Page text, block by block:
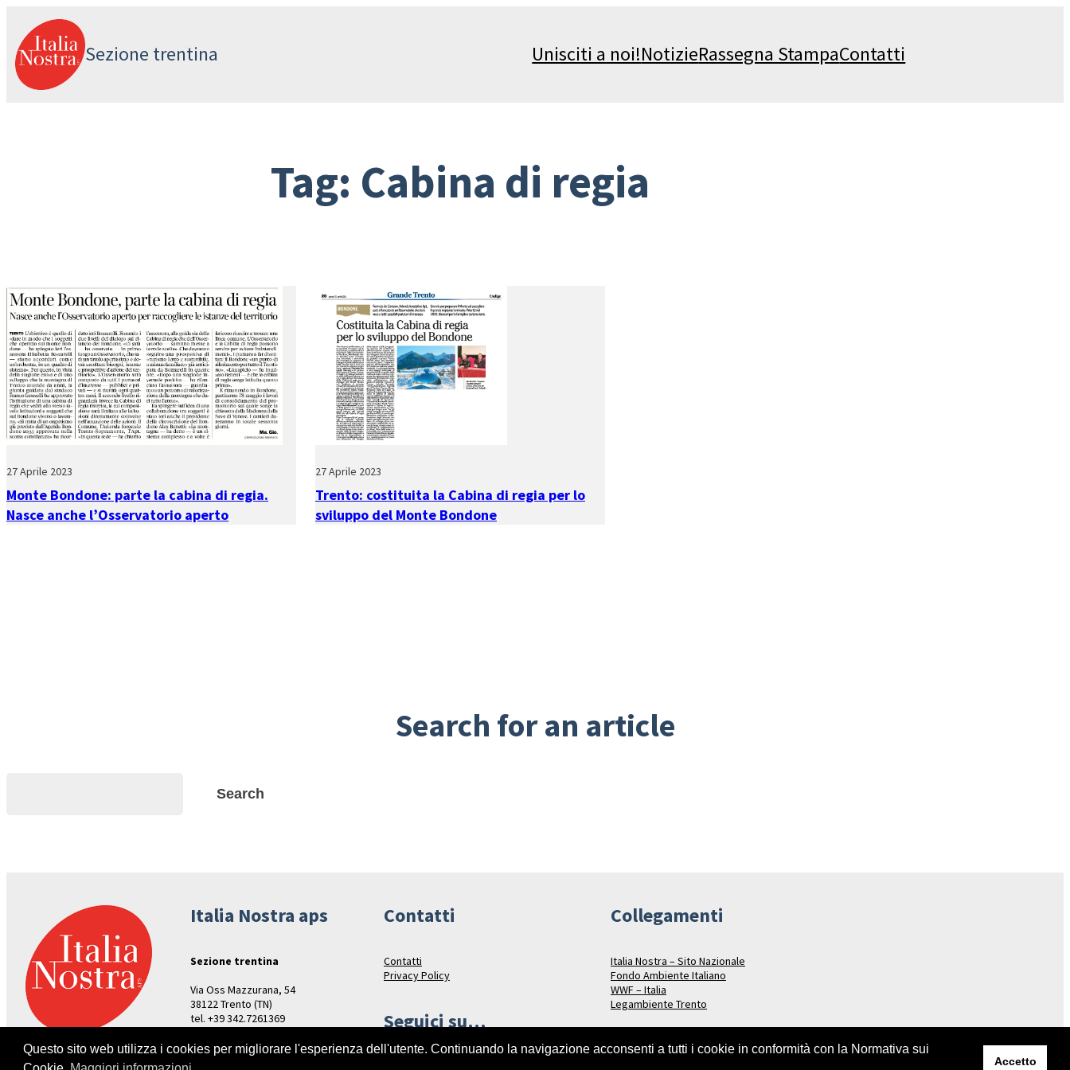
al
contenuto
Sezione trentina Unisciti a noi!NotizieRassegna StampaContatti
Tag: Cabina di regia
27 Aprile 2023
Monte Bondone: parte la cabina di regia.
Nasce anche l’Osservatorio aperto
27 Aprile 2023
Trento: costituita la Cabina di regia per lo
sviluppo del Monte Bondone
Search for an article
Search
Italia Nostra aps
Sezione trentina
Via Oss Mazzurana, 54
38122 Trento (TN)
tel. +39 342.7261369
Contatti
Contatti
Privacy Policy
Seguici su…
Collegamenti
Italia Nostra – Sito Nazionale
Fondo Ambiente Italiano
WWF – Italia
Legambiente Trento
Questo sito web utilizza i cookies per migliorare l'esperienza dell'utente. Continuando la navigazione acconsenti a tutti i cookie in conformità con la Normativa sui
Accetto